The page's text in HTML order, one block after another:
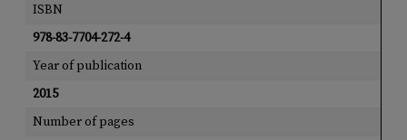
ISBN
978-83-7704-272-4
Year of publication
2015
Number of pages